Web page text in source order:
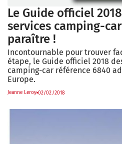
Le Guide officiel
services camping-
paraître !
Incontournable pour trouver
étape, le Guide officiel 2018
camping-car référence 6840
Europe.
Jeanne Leroy 02/02/2018